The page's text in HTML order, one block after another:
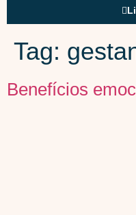
Tag:
Benefícios